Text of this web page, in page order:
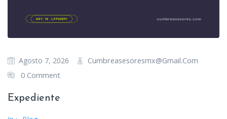
Agosto 7, 2026
Cumbreasesoresmx@gmail.com
0 Comment
Expediente